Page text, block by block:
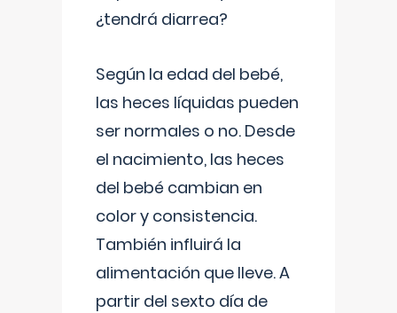
¿tendrá diarrea?
Según la edad del bebé,
las heces líquidas pueden
ser normales o no. Desde
el nacimiento, las heces
del bebé cambian en
color y consistencia.
También influirá la
alimentación que lleve. A
partir del sexto día de